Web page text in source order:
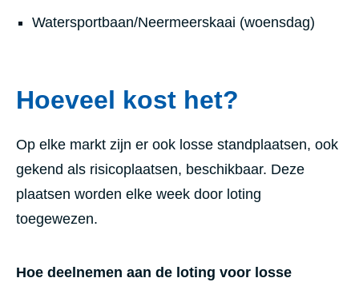
Watersportbaan/Neermeerskaai (woensdag)
Hoeveel kost het?
Op elke markt zijn er ook losse standplaatsen, ook
gekend als risicoplaatsen, beschikbaar. Deze
plaatsen worden elke week door loting
toegewezen.
Hoe deelnemen aan de loting voor losse